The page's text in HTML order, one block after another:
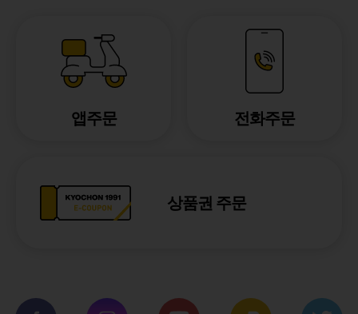
앱주문 전화주문
상품권 주문